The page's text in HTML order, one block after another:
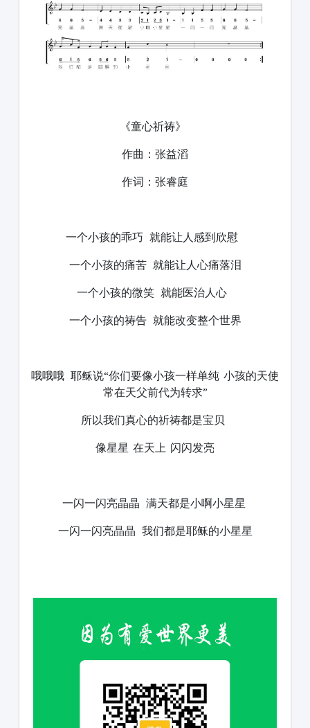
《童心祈祷》
作曲：张益滔
作词：张睿庭
一个小孩的乖巧 就能让人感到欣慰
一个小孩的痛苦 就能让人心痛落泪
一个小孩的微笑 就能医治人心
一个小孩的祷告 就能改变整个世界
哦哦哦 耶稣说“你们要像小孩一样单纯 小孩的天使
常在天父前代为转求”
所以我们真心的祈祷都是宝贝
像星星 在天上 闪闪发亮
一闪一闪亮晶晶 满天都是小啊小星星
一闪一闪亮晶晶 我们都是耶稣的小星星